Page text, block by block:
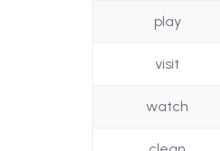
play
visit
watch